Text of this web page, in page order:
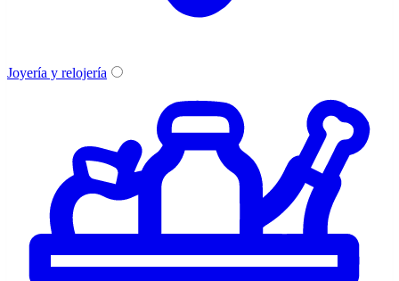
Joyería y relojería